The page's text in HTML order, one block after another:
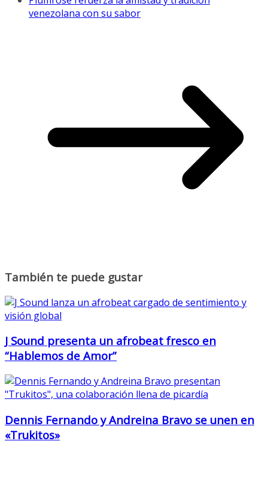
venezolana con su sabor
También te puede gustar
J Sound presenta un afrobeat fresco en
“Hablemos de Amor”
Dennis Fernando y Andreina Bravo se unen en
«Trukitos»